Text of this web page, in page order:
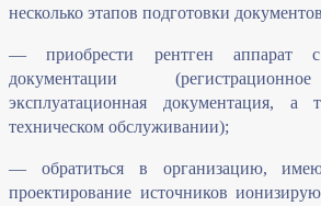
несколько этапов подготовки
— приобрести рентген аппарат
документации
эксплуатационная документация,
техническом обслуживании);
— обратиться в организацию,
проектирование источников